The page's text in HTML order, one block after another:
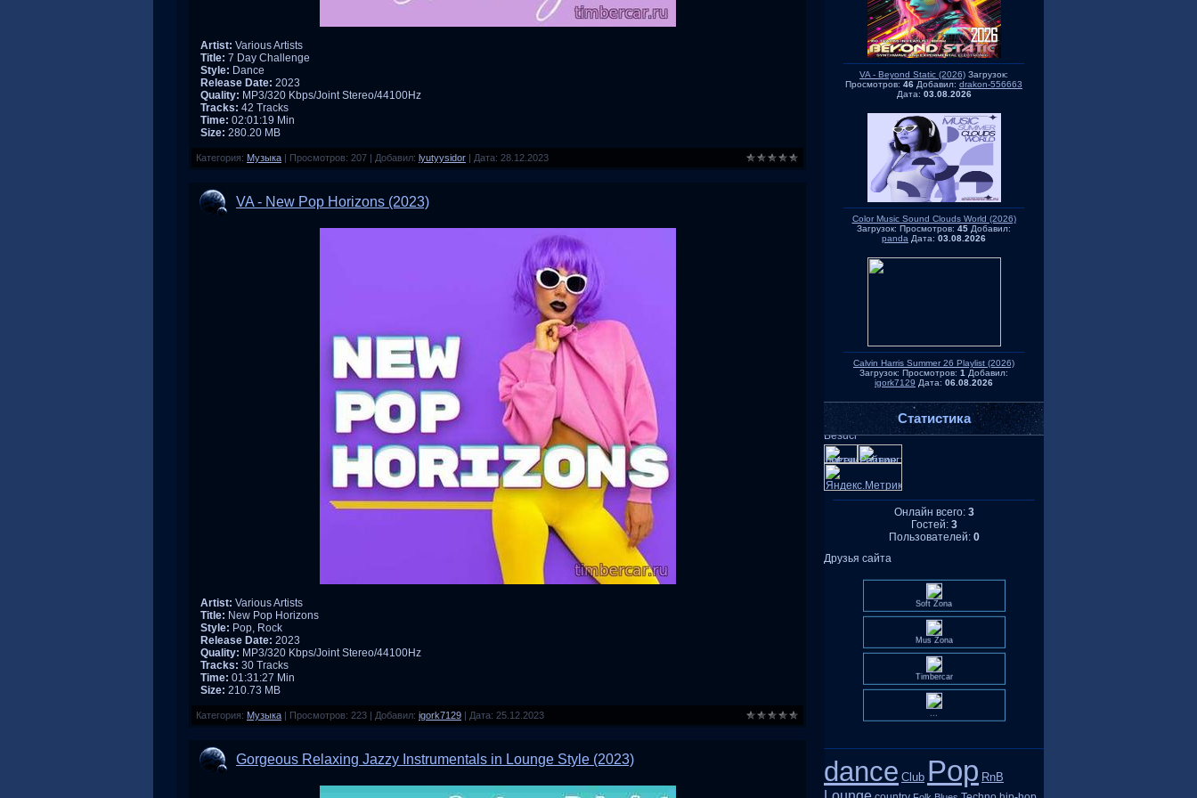
Artist: Various Artists
Title: 7 Day Challenge
Style: Dance
Release Date: 2023
Quality: MP3/320 Kbps/Joint Stereo/44100Hz
Tracks: 42 Tracks
Time: 02:01:19 Min
Size: 280.20 MB
Категория: Музыка | Просмотров: 207 | Добавил: lyutyysidor | Дата: 28.12.2023
VA - New Pop Horizons (2023)
Artist: Various Artists
Title: New Pop Horizons
Style: Pop, Rock
Release Date: 2023
Quality: MP3/320 Kbps/Joint Stereo/44100Hz
Tracks: 30 Tracks
Time: 01:31:27 Min
Size: 210.73 MB
Категория: Музыка | Просмотров: 223 | Добавил: igork7129 | Дата: 25.12.2023
Gorgeous Relaxing Jazzy Instrumentals in Lounge Style (2023)
VA - Beyond Static (2026) Загрузок:
Просмотров: 46 Добавил: drakon-556663
Дата: 03.08.2026
Color Music Sound Clouds World (2026)
Загрузок: Просмотров: 45 Добавил:
panda Дата: 03.08.2026
Calvin Harris Summer 26 Playlist (2026)
Загрузок: Просмотров: 1 Добавил:
igork7129 Дата: 06.08.2026
Статистика
Онлайн всего: 3
Гостей: 3
Пользователей: 0
Друзья сайта
Mus Zona
Timbercar
...
dance Club Pop RnB